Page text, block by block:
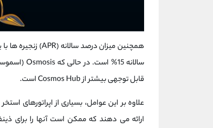
قابل توجهی بیشتر از Cosmos Hub است.
علاوه بر این عوامل، بسیاری از اپراتورهای استخر